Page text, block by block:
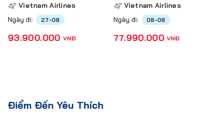
Vietnam Airlines
Ngày đi: 27-08
93.900.000 VNĐ
Vietnam Airlines
Ngày đi: 08-08
77.990.000 VNĐ
Điểm Đến Yêu Thích